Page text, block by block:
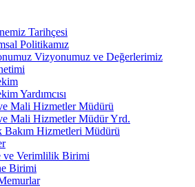
Tarihçesi
Politikamız
Vizyonumuz ve Değerlerimiz
Yardımcısı
Mali Hizmetler Müdürü
Mali Hizmetler Müdür Yrd.
Bakım Hizmetleri Müdürü
ve Verimlilik Birimi
Birimi